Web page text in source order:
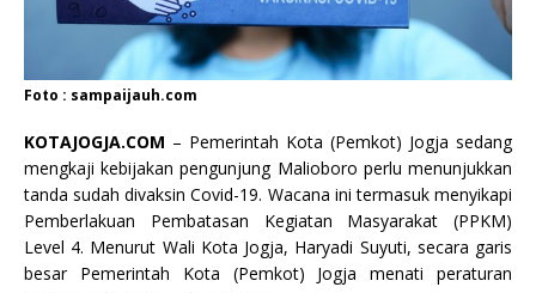
Foto : sampaijauh.com
KOTAJOGJA.COM – Pemerintah Kota (Pemkot) Jogja sedang
mengkaji kebijakan pengunjung Malioboro perlu menunjukkan
tanda sudah divaksin Covid-19. Wacana ini termasuk menyikapi
Pemberlakuan Pembatasan Kegiatan Masyarakat (PPKM)
Level 4. Menurut Wali Kota Jogja, Haryadi Suyuti, secara garis
besar Pemerintah Kota (Pemkot) Jogja menati peraturan